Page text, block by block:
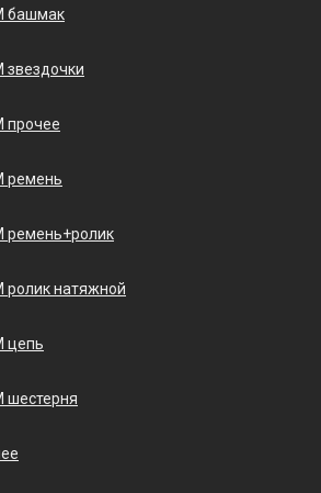
башмак
звездочки
прочее
ремень
ремень+ролик
ролик натяжной
цепь
шестерня